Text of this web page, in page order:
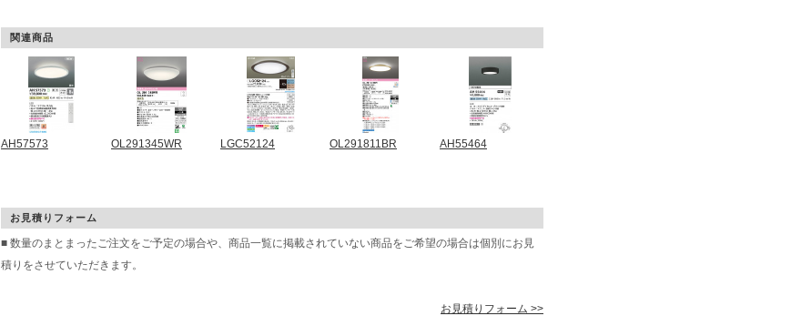
関連商品
AH57573 OL291345WR LGC52124 OL291811BR AH55464
お見積りフォーム
■ 数量のまとまったご注文をご予定の場合や、商品一覧に掲載されていない商品をご希望の場合は個別にお見
積りをさせていただきます。
お見積りフォーム >>